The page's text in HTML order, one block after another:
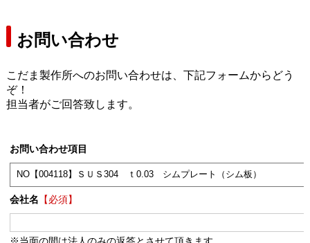
お問い合わせ
こだま製作所へのお問い合わせは、下記フォームからどう
ぞ！
担当者がご回答致します。
お問い合わせ項目
会社名 【必須】